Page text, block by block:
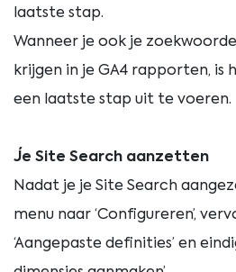
laatste stap.
Wanneer je ook je
krijgen in je GA4 rapporten, is
een laatste stap uit te voeren.
Je Site Search aanzetten
Nadat je je Site Search
menu naar ‘Configureren’,
‘Aangepaste definities’ en